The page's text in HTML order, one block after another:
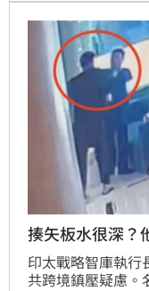
揍矢板水很深？
印太戰略智庫執行
共跨境鎮壓疑慮。